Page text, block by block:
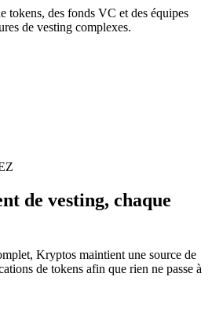
tokens, des fonds VC et des équipes
de vesting complexes.
de vesting, chaque
Kryptos maintient une source de
de tokens afin que rien ne passe à